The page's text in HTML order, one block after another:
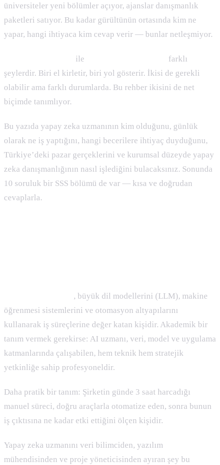
üniversiteler yeni bölümler açıyor, ajanslar danışmanlık
paketleri satıyor. Bu kadar gürültünün ortasında kim ne
yapar, hangi ihtiyaca kim cevap verir — bunlar netleşmiyor.
ile
farklı
şeylerdir. Biri el kirletir, biri yol gösterir. İkisi de gerekli
olabilir ama farklı durumlarda. Bu rehber ikisini de net
biçimde tanımlıyor.
Bu yazıda yapay zeka uzmanının kim olduğunu, günlük
olarak ne iş yaptığını, hangi becerilere ihtiyaç duyduğunu,
Türkiye’deki pazar gerçeklerini ve kurumsal düzeyde yapay
zeka danışmanlığının nasıl işlediğini bulacaksınız. Sonunda
10 soruluk bir SSS bölümü de var — kısa ve doğrudan
cevaplarla.
, büyük dil modellerini (LLM), makine
öğrenmesi sistemlerini ve otomasyon altyapılarını
kullanarak iş süreçlerine değer katan kişidir. Akademik bir
tanım vermek gerekirse: AI uzmanı, veri, model ve uygulama
katmanlarında çalışabilen, hem teknik hem stratejik
yetkinliğe sahip profesyoneldir.
Daha pratik bir tanım: Şirketin günde 3 saat harcadığı
manuel süreci, doğru araçlarla otomatize eden, sonra bunun
iş çıktısına ne kadar etki ettiğini ölçen kişidir.
Yapay zeka uzmanını veri bilimciden, yazılım
mühendisinden ve proje yöneticisinden ayıran şey bu